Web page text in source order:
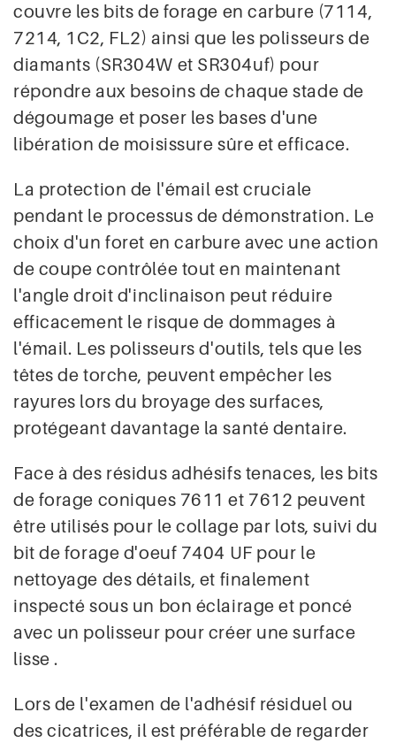
couvre les bits de forage en carbure (7114,
7214, 1C2, FL2) ainsi que les polisseurs de
diamants (SR304W et SR304uf) pour
répondre aux besoins de chaque stade de
dégoumage et poser les bases d'une
libération de moisissure sûre et efficace.
La protection de l'émail est cruciale
pendant le processus de démonstration. Le
choix d'un foret en carbure avec une action
de coupe contrôlée tout en maintenant
l'angle droit d'inclinaison peut réduire
efficacement le risque de dommages à
l'émail. Les polisseurs d'outils, tels que les
têtes de torche, peuvent empêcher les
rayures lors du broyage des surfaces,
protégeant davantage la santé dentaire.
Face à des résidus adhésifs tenaces, les bits
de forage coniques 7611 et 7612 peuvent
être utilisés pour le collage par lots, suivi du
bit de forage d'oeuf 7404 UF pour le
nettoyage des détails, et finalement
inspecté sous un bon éclairage et poncé
avec un polisseur pour créer une surface
lisse .
Lors de l'examen de l'adhésif résiduel ou
des cicatrices, il est préférable de regarder